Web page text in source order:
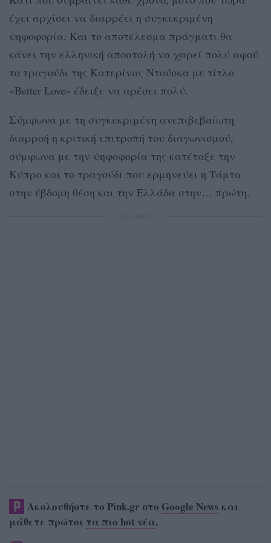
έχει αρχίσει να διαρρέει η συγκεκριμένη
ψηφοφορία. Και το αποτέλεσμα πράγματι θα
κάνει την ελληνική αποστολή να χαρεί πολύ αφού
το τραγούδι της Κατερίνας Ντούσκα με τίτλο
«Better Love» έδειξε να αρέσει πολύ.
Σύμφωνα με τη συγκεκριμένη ανεπιβεβαίωτη
διαρροή η κριτική επιτροπή του διαγωνισμού,
σύμφωνα με την ψηφοφορία της κατέταξε την
Κύπρο και το τραγούδι που ερμηνεύει η Τάμτα
στην έβδομη θέση και την Ελλάδα στην… πρώτη.
Ακολουθήστε το Pink.gr στο Google News και
μάθετε πρώτοι τα πιο hot νέα.